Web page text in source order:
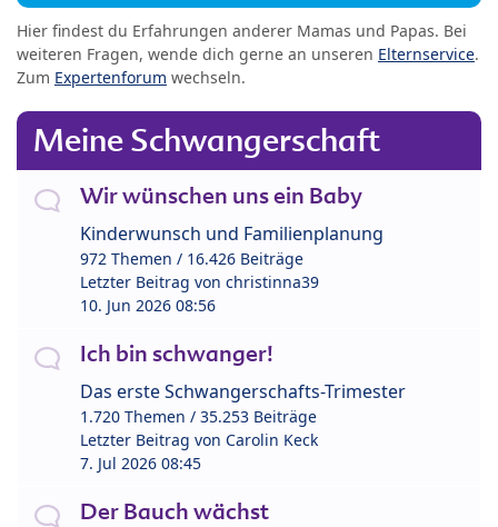
Hier findest du Erfahrungen anderer Mamas und Papas. Bei
weiteren Fragen, wende dich gerne an unseren Elternservice.
Zum Expertenforum wechseln.
Meine Schwangerschaft
Wir wünschen uns ein Baby
Kinderwunsch und Familienplanung
972 Themen / 16.426 Beiträge
Letzter Beitrag von christinna39
10. Jun 2026 08:56
Ich bin schwanger!
Das erste Schwangerschafts-Trimester
1.720 Themen / 35.253 Beiträge
Letzter Beitrag von Carolin Keck
7. Jul 2026 08:45
Der Bauch wächst